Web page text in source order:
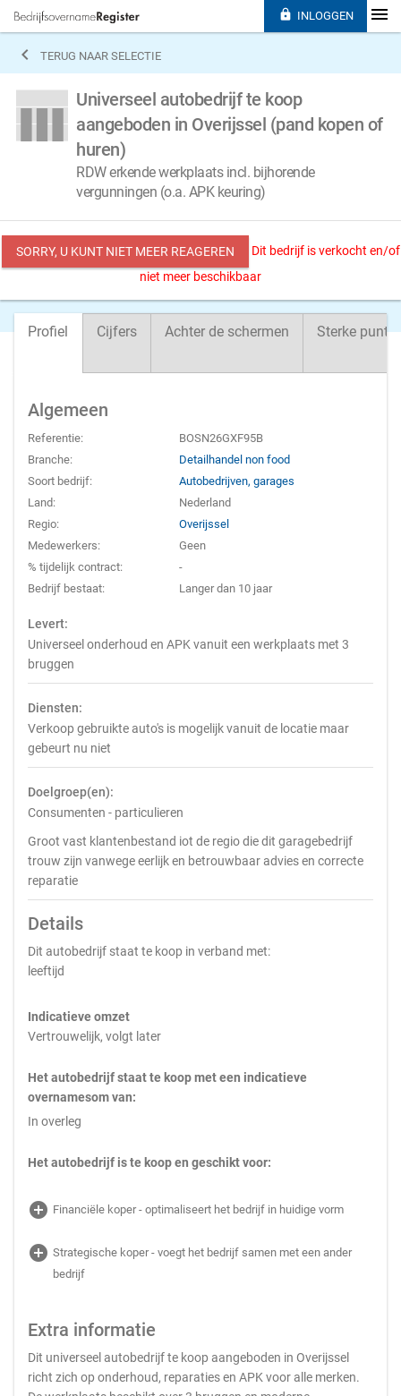
 TERUG NAAR SELECTIE
Universeel autobedrijf te koop
aangeboden in Overijssel (pand kopen of
huren)
RDW erkende werkplaats incl. bijhorende
vergunningen (o.a. APK keuring)
SORRY, U KUNT NIET MEER REAGEREN
Dit bedrijf is verkocht en/of
niet meer beschikbaar
Profiel Cijfers Achter de schermen Sterke
Algemeen
Referentie:
BOSN26GXF95B
Branche:
Detailhandel non food
Soort bedrijf:
Autobedrijven, garages
Land:
Nederland
Regio:
Overijssel
Medewerkers:
Geen
% tijdelijk contract:
-
Bedrijf bestaat:
Langer dan 10 jaar
Levert:
Universeel onderhoud en APK vanuit een werkplaats met 3
bruggen
Diensten:
Verkoop gebruikte auto's is mogelijk vanuit de locatie maar
gebeurt nu niet
Doelgroep(en):
Consumenten - particulieren
Groot vast klantenbestand iot de regio die dit garagebedrijf
trouw zijn vanwege eerlijk en betrouwbaar advies en correcte
reparatie
Details
Dit autobedrijf staat te koop in verband met:
leeftijd
Indicatieve omzet
Vertrouwelijk, volgt later
Het autobedrijf staat te koop met een indicatieve
overnamesom van:
In overleg
Het autobedrijf is te koop en geschikt voor:
add_circle Financiële koper - optimaliseert het bedrijf in huidige vorm
add_circle Strategische koper - voegt het bedrijf samen met een ander
bedrijf
Extra informatie
Dit universeel autobedrijf te koop aangeboden in Overijssel
richt zich op onderhoud, reparaties en APK voor alle merken.
 INLOGGEN